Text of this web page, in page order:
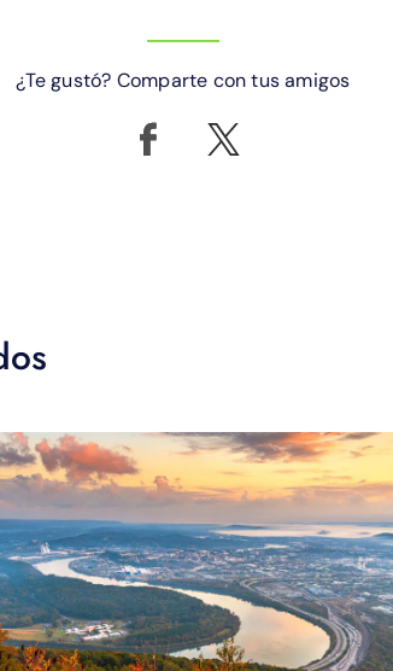
¿Te gustó? Comparte con tus amigos